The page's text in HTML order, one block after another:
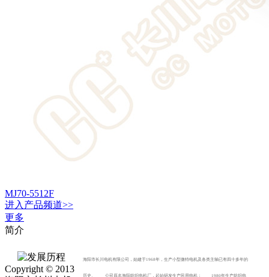
MJ70-5512F
进入 产品频道>>
更多
简介
海阳市长川电机有限公司，始建于1968年，生产小型微特电机及各类主轴已有四十多年的
历史。 公司原名海阳纺织电机厂，起始研发生产民用电机； 1980年生产纺织电
Copyright © 2013